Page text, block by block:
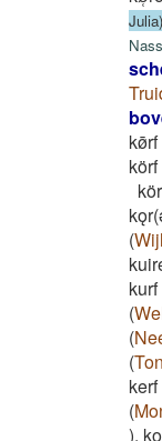
kø̄rf
körf
(
kurf
(
(
(
kerf
(
),